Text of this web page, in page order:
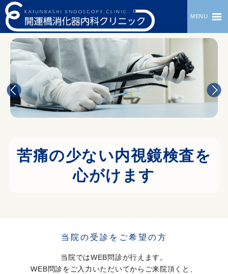
MENU
苦痛の少ない内視鏡検査を
心がけます
当院の受診をご希望の方
当院ではWEB問診が行えます。
WEB問診をご入力いただいてからご来院頂くと、